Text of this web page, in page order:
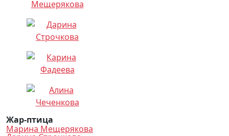
Жар-птица
Марина Мещерякова